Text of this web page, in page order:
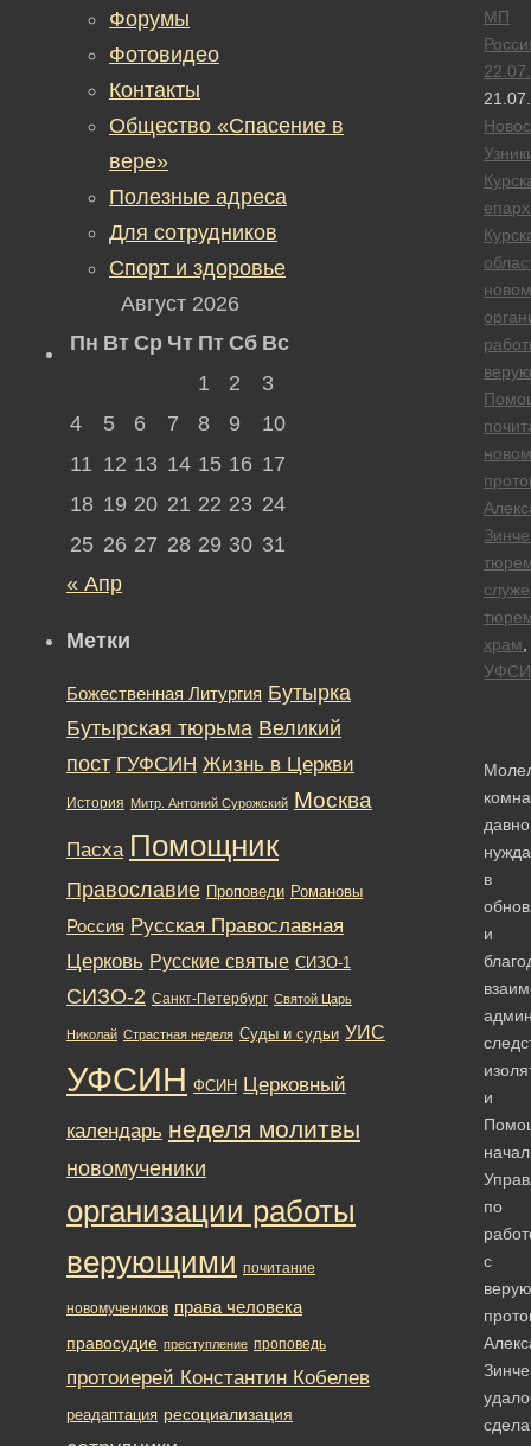
МП
храм
давно
в
и
и
по
с
Форумы
Фотовидео
Контакты
Общество «Спасение в
вере»
Полезные адреса
Для сотрудников
Спорт и здоровье
Август 2026
Пн Вт Ср Чт Пт Сб Вс
1
2
3
4
5 6 7 8 9
10
11 12 13 14 15 16 17
18 19 20 21 22 23 24
25 26 27 28 29 30 31
« Апр
Метки
Божественная Литургия Бутырка
Бутырская тюрьма Великий
пост ГУФСИН Жизнь в Церкви
История Митр. Антоний Сурожский Москва
Пасха Помощник
Православие Проповеди Романовы
Россия Русская Православная
Церковь Русские святые СИЗО-1
СИЗО-2 Санкт-Петербург Святой Царь
Николай Страстная неделя Суды и судьи УИС
УФСИН ФСИН Церковный
календарь неделя молитвы
новомученики
организации работы
верующими почитание
новомучеников права человека
правосудие преступление проповедь
протоиерей Константин Кобелев
реадаптация ресоциализация